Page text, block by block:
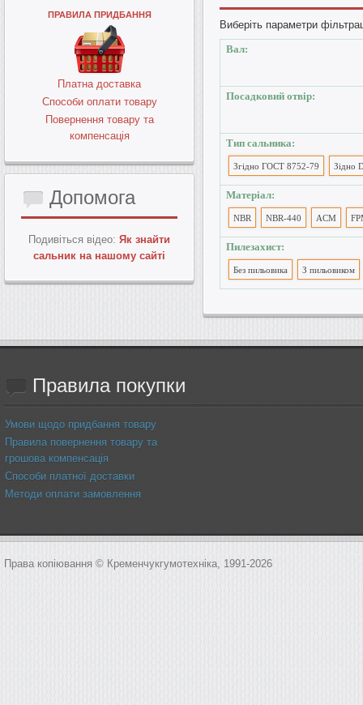
Виберіть параметри
Вал:
Посадковий отвір:
Тип сальника:
Згідно ГОСТ 8752-79 Зідно
Матеріал:
NBR NBR-440 ACM
Пилезахист:
Без пильовика З пильовиком
ПРАВИЛА ПРИДБАННЯ
Платна доставка
Способи оплати товару
Повернення товару та
компенсація
Допомога
Подивіться відео: Як знайти
сальник на нашому сайті
Правилапокупки
Умови щодо придбання товару
Правила повернення товару та
грошова компенсація
Способи платної доставки
Методи оплати замовлення
Права копіювання © Кременчукгумотехніка, 1991-2026